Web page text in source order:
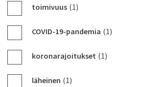
toimivuus (1)
COVID-19-pandemia (1)
koronarajoitukset (1)
läheinen (1)